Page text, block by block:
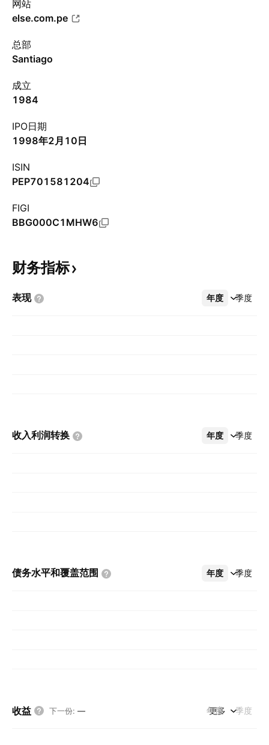
网站
else.com.pe
总部
Santiago
成立
1984
IPO日期
1998年2月10日
ISIN
PEP701581204
FIGI
BBG000C1MHW6
财务指标
表现 年度 季度
更多
收入利润转换 年度 季度
更多
债务水平和覆盖范围 年度 季度
更多
收益 下一份: — 年度 季度
更多